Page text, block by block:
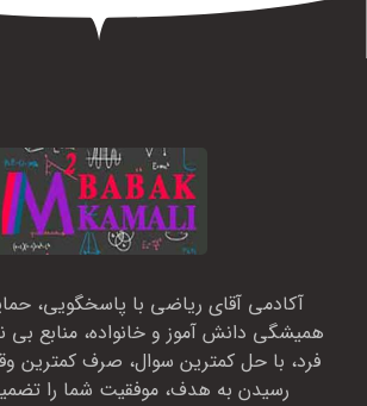
آکادمی آقای ریاضی با پاسخگویی،
همیشگی دانش آموز و خانواده، منابع بی
فرد، با حل کمترین سوال، صرف کمترین
رسیدن به هدف، موفقیت شما را